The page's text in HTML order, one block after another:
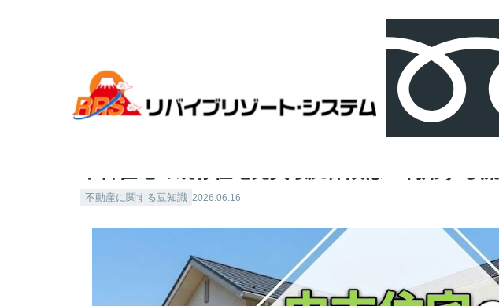
全国各地のリゾート物件探すならリバイブリゾート・システム株式会社へお任せください。
不動産に関する豆知識 2026.06.16